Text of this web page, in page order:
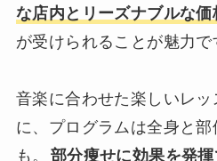
な店内とリーズナブルな価
が受けられることが魅力で
音楽に合わせた楽しいレッ
に、プログラムは全身と
も。
部分痩せに効果を発